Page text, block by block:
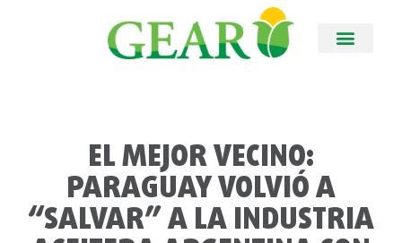
EL MEJOR VECINO:
PARAGUAY VOLVIÓ A
“SALVAR” A LA INDUSTRIA